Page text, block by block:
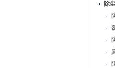
除